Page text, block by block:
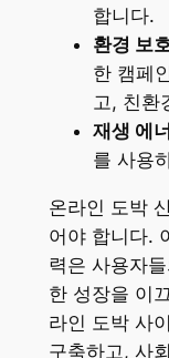
합니다.
환경 보
한 캠페
고, 친환
재생 에
를 사용
온라인 도박
어야 합니다.
력은 사용자
한 성장을 이
라인 도박 사
구축하고, 사